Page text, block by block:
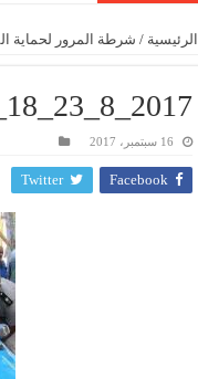
الرئيسية / شرطة المرور لحماية
2017_8_23_18_48_58_860
16 سبتمبر، 2017
Facebook
Twitter